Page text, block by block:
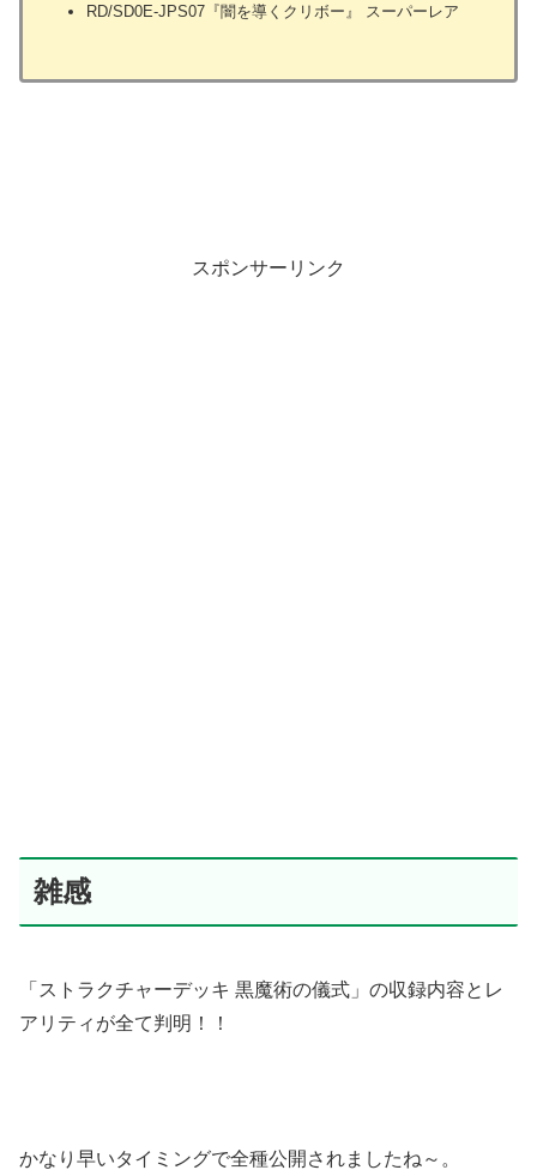
RD/SD0E-JPS07『闇を導くクリボー』 スーパーレア
スポンサーリンク
雑感
「ストラクチャーデッキ 黒魔術の儀式」の収録内容とレ
アリティが全て判明！！
かなり早いタイミングで全種公開されましたね～。